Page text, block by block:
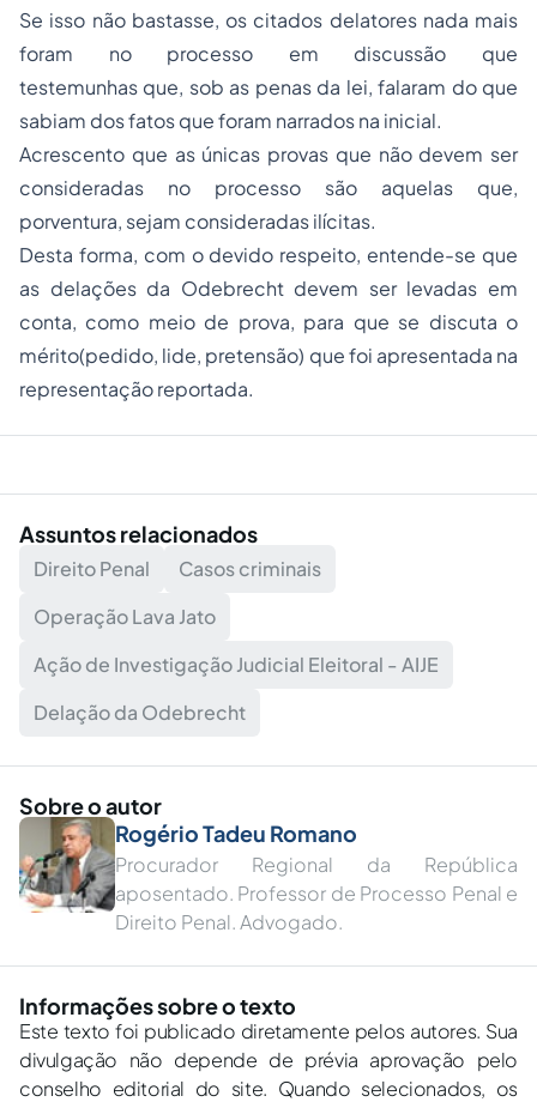
Se isso não bastasse, os citados delatores nada mais
foram no processo em discussão que
testemunhas que, sob as penas da lei, falaram do que
sabiam dos fatos que foram narrados na inicial.
Acrescento que as únicas provas que não devem ser
consideradas no processo são aquelas que,
porventura, sejam consideradas ilícitas.
Desta forma, com o devido respeito, entende-se que
as delações da Odebrecht devem ser levadas em
conta, como meio de prova, para que se discuta o
mérito(pedido, lide, pretensão) que foi apresentada na
representação reportada.
Assuntos relacionados
Direito Penal
Casos criminais
Operação Lava Jato
Ação de Investigação Judicial Eleitoral - AIJE
Delação da Odebrecht
Sobre o autor
Rogério Tadeu Romano
Procurador Regional da República
aposentado. Professor de Processo Penal e
Direito Penal. Advogado.
Informações sobre o texto
Este texto foi publicado diretamente pelos autores. Sua
divulgação não depende de prévia aprovação pelo
conselho editorial do site. Quando selecionados, os